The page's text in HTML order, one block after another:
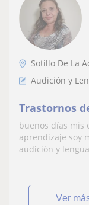
Sotillo De La
Audición y
Trastornos
buenos días mis
aprendizaje soy
audición y
ver